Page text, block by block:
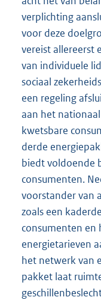
verplichting
voor deze
vereist allereerst
van individuele
sociaal
een regeling
aan het
kwetsbare
derde
biedt voldoende
consumenten.
voorstander van
zoals een
consumenten en
energietarieven
het netwerk van
pakket laat